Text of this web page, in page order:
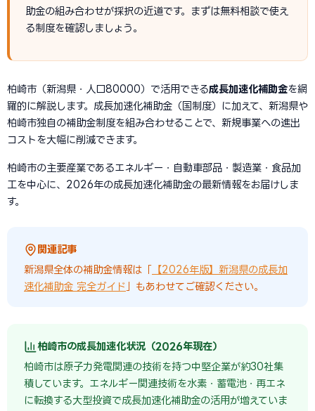
助金の組み合わせが採択の近道です。まずは無料相談で使え
る制度を確認しましょう。
柏崎市（新潟県・人口80000）で活用できる成長加速化補助金を網
羅的に解説します。成長加速化補助金（国制度）に加えて、新潟県や
柏崎市独自の補助金制度を組み合わせることで、新規事業への進出
コストを大幅に削減できます。
柏崎市の主要産業であるエネルギー・自動車部品・製造業・食品加
工を中心に、2026年の成長加速化補助金の最新情報をお届けしま
す。
関連記事
新潟県全体の補助金情報は「
【2026年版】新潟県の成長加
速化補助金 完全ガイド 」もあわせてご確認ください。
柏崎市の成長加速化状況（2026年現在）
柏崎市は原子力発電関連の技術を持つ中堅企業が約30社集
積しています。エネルギー関連技術を水素・蓄電池・再エネ
に転換する大型投資で成長加速化補助金の活用が増えていま